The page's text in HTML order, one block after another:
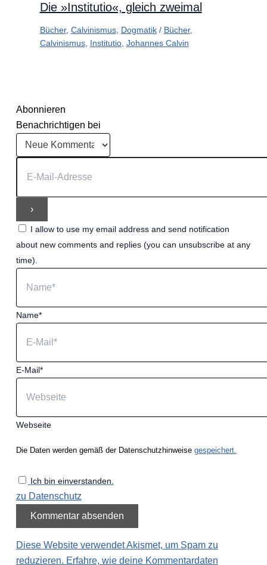
Die »Institutio«, gleich zweimal
Bücher, Calvinismus, Dogmatik/ Bücher,
Calvinismus, Institutio, Johannes Calvin
Abonnieren
Benachrichtigen bei
I allow to use my email address and send notification
about new comments and replies (you can unsubscribe at any
time).
Name*
E-Mail*
Webseite
Die Daten werden gemäß der Datenschutzhinweise gespeichert.
Ich bin einverstanden.
zu Datenschutz
Diese Website verwendet Akismet, um Spam zu
reduzieren. Erfahre, wie deine Kommentardaten